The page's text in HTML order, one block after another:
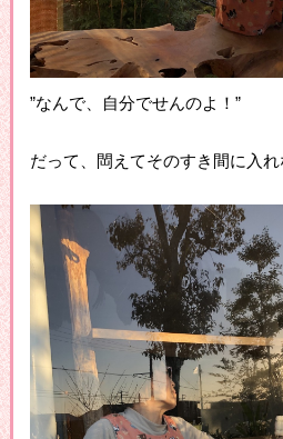
”なんで、自分でせんのよ！”
だって、閊えてそのすき間に入れ